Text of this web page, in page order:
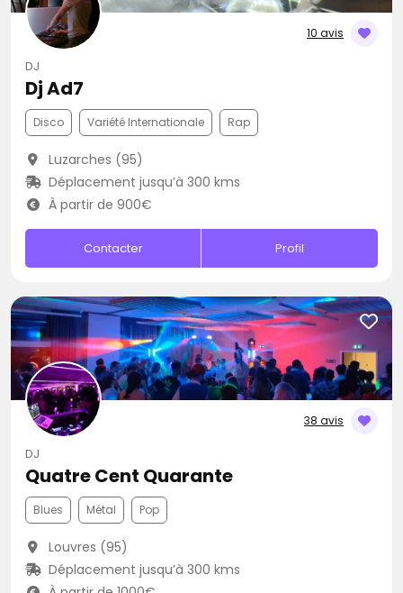
10 avis
DJ
Dj Ad7
Disco Variété Internationale Rap
Luzarches (95)
Déplacement jusqu’à 300 kms
À partir de 900€
Contacter Profil
38 avis
DJ
Quatre Cent Quarante
Blues Métal Pop
Louvres (95)
Déplacement jusqu’à 300 kms